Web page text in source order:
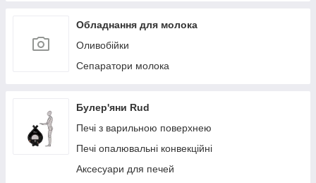
Обладнання для молока
Оливобійки
Сепаратори молока
Булер'яни Rud
Печі з варильною поверхнею
Печі опалювальні конвекційні
Аксесуари для печей